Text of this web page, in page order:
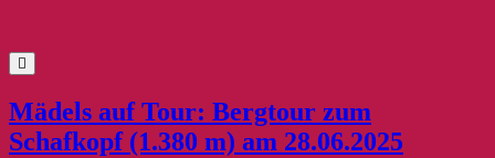
Mädels auf Tour: Bergtour zum
Schafkopf (1.380 m) am 28.06.2025